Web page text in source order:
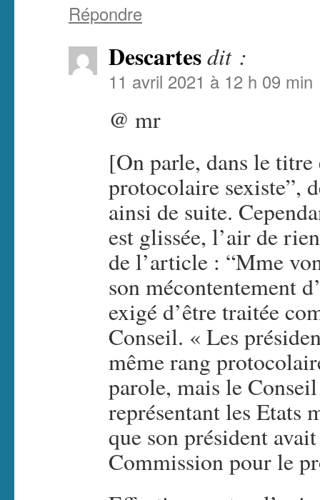
Répondre
Descartesdit :
11 avril 2021 à 12 h 09 min
@ mr
[On parle, dans le titre
protocolaire sexiste”,
ainsi de suite.
est glissée, l’air de
de l’article : “Mme
son mécontentement
exigé d’être traitée
Conseil. « Les
même rang
parole, mais le
représentant les Etats
que son président
Commission pour le